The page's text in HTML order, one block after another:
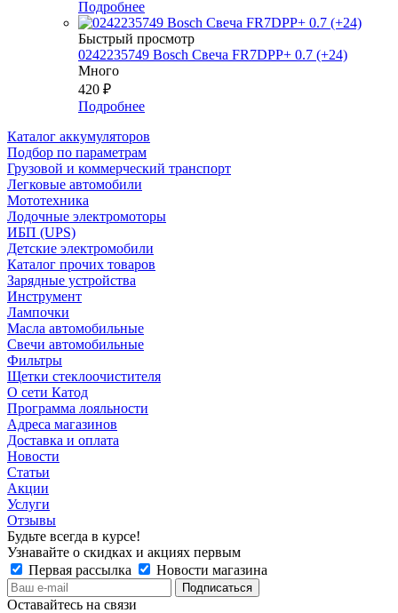
Подробнее
Быстрый просмотр
0242235749 Bosch Свеча FR7DPP+ 0.7 (+24)
Много
420 ₽
Подробнее
Каталог аккумуляторов
Подбор по параметрам
Грузовой и коммерческий транспорт
Легковые автомобили
Мототехника
Лодочные электромоторы
ИБП (UPS)
Детские электромобили
Каталог прочих товаров
Зарядные устройства
Инструмент
Лампочки
Масла автомобильные
Свечи автомобильные
Фильтры
Щетки стеклоочистителя
О сети Катод
Программа лояльности
Адреса магазинов
Доставка и оплата
Новости
Статьи
Акции
Услуги
Отзывы
Будьте всегда в курсе!
Узнавайте о скидках и акциях первым
Первая рассылка
Новости магазина
Оставайтесь на связи